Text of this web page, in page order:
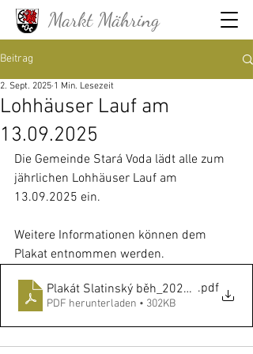
Markt Mähring
Beitrag
Lohhäuser Lauf am
13.09.2025
2. Sept. 2025 1 Min. Lesezeit
Die Gemeinde Stará Voda lädt alle zum
jährlichen Lohhäuser Lauf am
13.09.2025 ein.
Weitere Informationen können dem
Plakat entnommen werden.
Plakát Slatinský běh_2025_DE
.pdf
PDF herunterladen • 302KB